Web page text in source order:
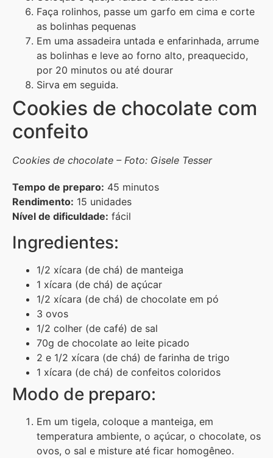
Faça rolinhos, passe um garfo em cima e corte
as bolinhas pequenas
Em uma assadeira untada e enfarinhada, arrume
as bolinhas e leve ao forno alto, preaquecido,
por 20 minutos ou até dourar
Sirva em seguida.
Cookies de chocolate com
confeito
Cookies de chocolate – Foto: Gisele Tesser
Tempo de preparo: 45 minutos
Rendimento: 15 unidades
Nível de dificuldade: fácil
Ingredientes:
1/2 xícara (de chá) de manteiga
1 xícara (de chá) de açúcar
1/2 xícara (de chá) de chocolate em pó
3 ovos
1/2 colher (de café) de sal
70g de chocolate ao leite picado
2 e 1/2 xícara (de chá) de farinha de trigo
1 xícara (de chá) de confeitos coloridos
Modo de preparo:
Em um tigela, coloque a manteiga, em
temperatura ambiente, o açúcar, o chocolate, os
ovos, o sal e misture até ficar homogêneo.